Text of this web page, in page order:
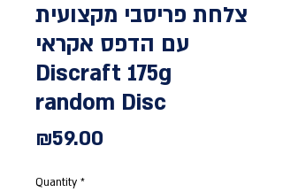
צלחת פריסבי מקצועית
עם הדפס אקראי
Discraft 175g
random Disc
₪59.00
Quantity *